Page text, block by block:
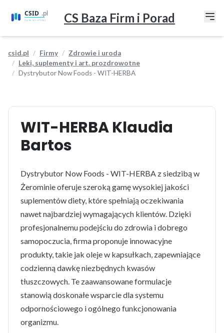
CS Baza Firm i Porad
csid.pl Firmy
Zdrowie i uroda
Leki, suplementy i art. prozdrowotne
Dystrybutor Now Foods - WIT-HERBA
WIT-HERBA Klaudia
Bartos
Dystrybutor Now Foods - WIT-HERBA z siedzibą w
Żerominie oferuje szeroką gamę wysokiej jakości
suplementów diety, które spełniają oczekiwania
nawet najbardziej wymagających klientów. Dzięki
profesjonalnemu podejściu do zdrowia i dobrego
samopoczucia, firma proponuje innowacyjne
produkty, takie jak oleje w kapsułkach, zapewniające
codzienną dawkę niezbędnych kwasów
tłuszczowych. Te zaawansowane formulacje
stanowią doskonałe wsparcie dla systemu
odpornościowego i ogólnego funkcjonowania
organizmu.